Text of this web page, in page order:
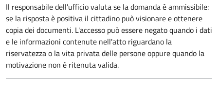
Il responsabile dell'ufficio valuta se la domanda è ammissibile:
se la risposta è positiva il cittadino può visionare e ottenere
copia dei documenti. L'accesso può essere negato quando i dati
e le informazioni contenute nell'atto riguardano la
riservatezza o la vita privata delle persone oppure quando la
motivazione non è ritenuta valida.